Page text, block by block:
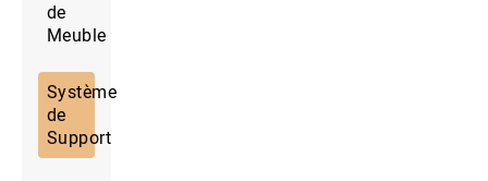
de
Meuble
Système
de
Support